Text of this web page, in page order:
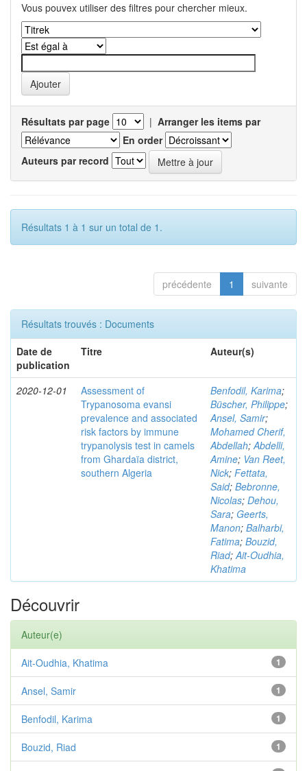
Vous pouvex utiliser des filtres pour chercher mieux.
Résultats par page | Arranger les items par
En order
Auteurs par record
Résultats 1 à 1 sur un total de 1.
précédente 1 suivante
Résultats trouvés : Documents
Date de
publication
Titre Auteur(s)
2020-12-01
Assessment of
Trypanosoma evansi
prevalence and associated
risk factors by immune
trypanolysis test in camels
from Ghardaïa district,
southern Algeria
Benfodil, Karima;
Büscher, Philippe;
Ansel, Samir;
Mohamed Cherif,
Abdellah;Abdelli,
Amine; Van Reet,
Nick; Fettata,
Said; Bebronne,
Nicolas; Dehou,
Sara; Geerts,
Manon; Balharbi,
Fatima; Bouzid,
Riad;Ait-Oudhia,
Khatima
Découvrir
Auteur(e)
1
Ait-Oudhia, Khatima
1
Ansel, Samir
1
Benfodil, Karima
1
Bouzid, Riad